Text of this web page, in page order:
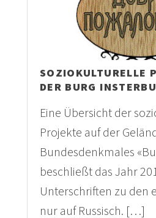
SOZIOKULTURELLE
DER BURG
Eine Übersicht der
Projekte auf der
Bundesdenkmales
beschließt das Jahr
Unterschriften zu den
nur auf Russisch. […]